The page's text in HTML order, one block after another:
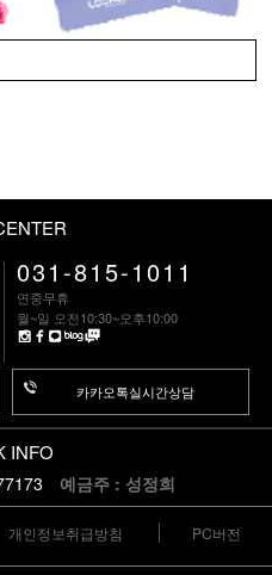
031-815-1011
연중무휴
월~일 오전10:30~오후10:00
카카오톡실시간상담
INFO
예금주 : 성정희
개인정보취급방침 PC버전